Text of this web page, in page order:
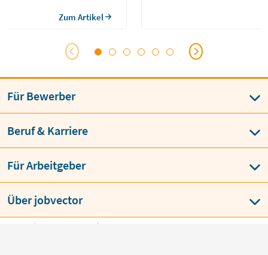
Krankengeschichte und
Zum Artikel
Für Bewerber
Beruf & Karriere
Für Arbeitgeber
Über jobvector